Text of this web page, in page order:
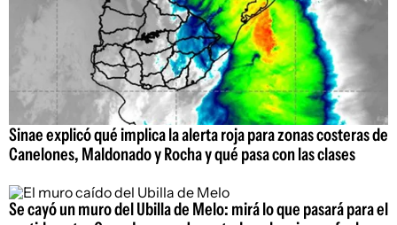
Sinae explicó qué implica la alerta roja para zonas costeras de
Canelones, Maldonado y Rocha y qué pasa con las clases
Se cayó un muro del Ubilla de Melo: mirá lo que pasará para el